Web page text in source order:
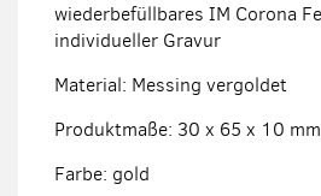
wiederbefüllbares IM Corona
individueller Gravur
Material: Messing vergoldet
Produktmaße: 30 x 65 x 10 mm
Farbe: gold